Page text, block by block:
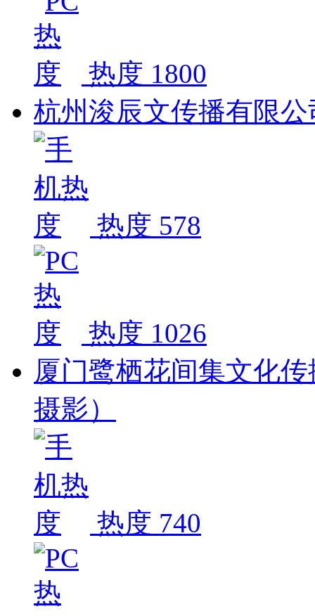
热度 1800
杭州浚辰文传播有限
热度 578
热度 1026
厦门鹭栖花间集文化
摄影）
热度 740